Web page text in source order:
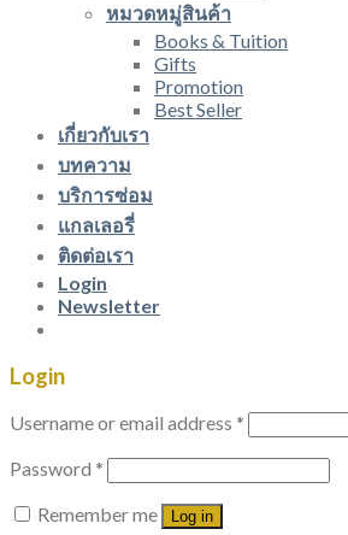
หมวดหมู่สินค้า
Books & Tuition
Gifts
Promotion
Best Seller
เกี่ยวกับเรา
บทความ
บริการซ่อม
แกลเลอรี่
ติดต่อเรา
Login
Newsletter
Login
Username or email address *
Password *
Remember me
Log in